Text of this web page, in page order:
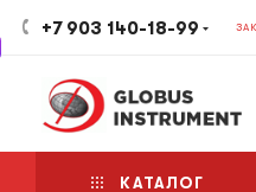
+7 903 140-18-99
КАТАЛОГ